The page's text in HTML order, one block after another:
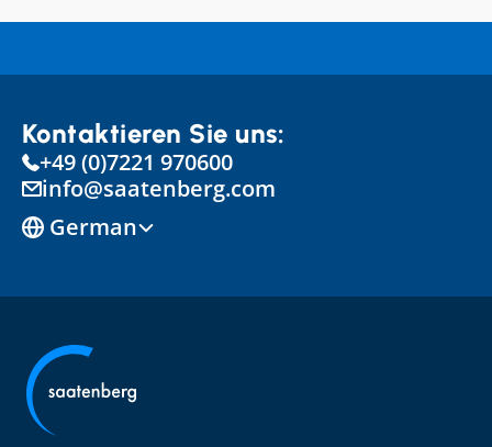
Kontaktieren Sie uns:
+49 (0)7221 970600
info@saatenberg.com
German